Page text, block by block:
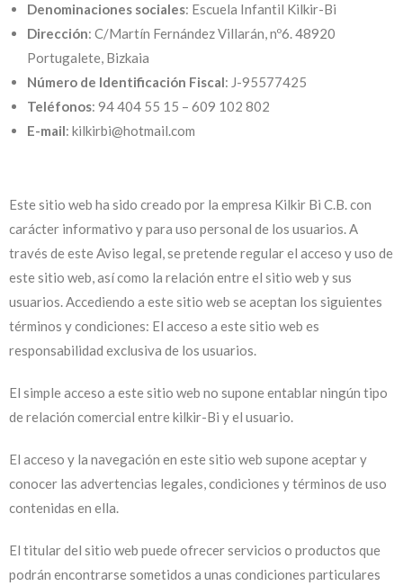
Denominaciones sociales: Escuela Infantil Kilkir-Bi
Dirección: C/Martín Fernández Villarán, nº6. 48920
Portugalete, Bizkaia
Número de Identificación Fiscal: J-95577425
Teléfonos: 94 404 55 15 – 609 102 802
E-mail: kilkirbi@hotmail.com
Este sitio web ha sido creado por la empresa Kilkir Bi C.B. con
carácter informativo y para uso personal de los usuarios. A
través de este Aviso legal, se pretende regular el acceso y uso de
este sitio web, así como la relación entre el sitio web y sus
usuarios. Accediendo a este sitio web se aceptan los siguientes
términos y condiciones: El acceso a este sitio web es
responsabilidad exclusiva de los usuarios.
El simple acceso a este sitio web no supone entablar ningún tipo
de relación comercial entre kilkir-Bi y el usuario.
El acceso y la navegación en este sitio web supone aceptar y
conocer las advertencias legales, condiciones y términos de uso
contenidas en ella.
El titular del sitio web puede ofrecer servicios o productos que
podrán encontrarse sometidos a unas condiciones particulares